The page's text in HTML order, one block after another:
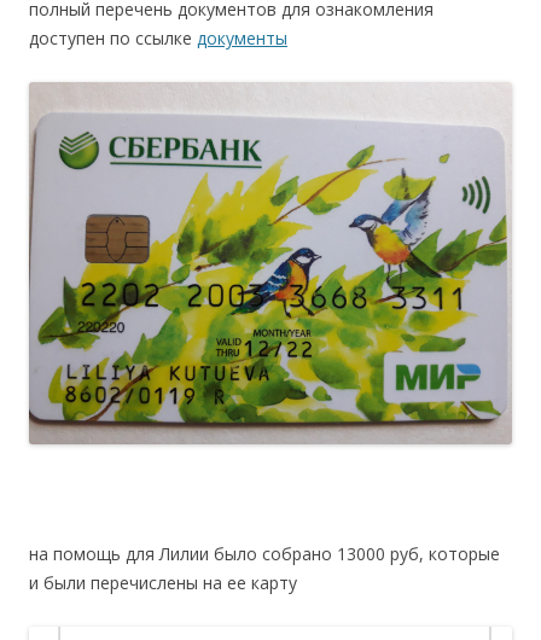
полный перечень документов для ознакомления
доступен по ссылке документы
на помощь для Лилии было собрано 13000 руб, которые
и были перечислены на ее карту